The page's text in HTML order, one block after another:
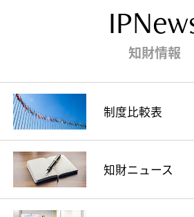
知財情報
制度比較表
知財ニュース